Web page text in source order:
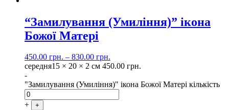
“Замилування (Умиління)” ікона
Божої Матері
450.00 грн. – 830.00 грн.
середня15 × 20 × 2 см 450.00 грн.
-
"Замилування (Умиління)" ікона Божої Матері кількість
+ +